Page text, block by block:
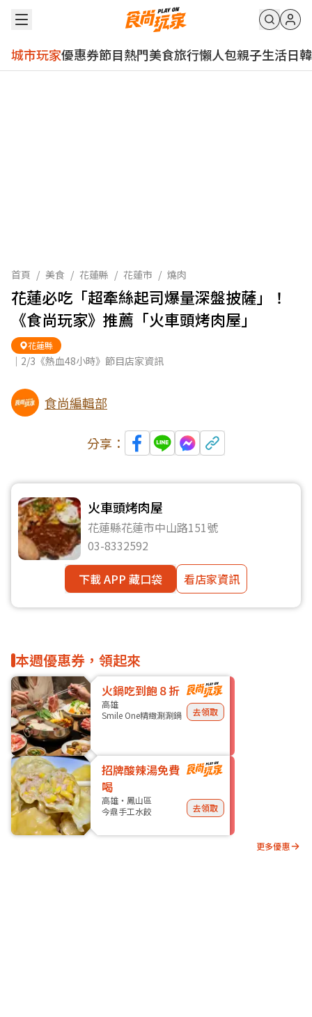
城市玩家優惠券節目熱門美食旅行懶人包親子生活日韓
首頁 / 美食 / 花蓮縣 / 花蓮市 / 燒肉
花蓮必吃「超牽絲起司爆量深盤披薩」！
《食尚玩家》推薦「火車頭烤肉屋」
花蓮縣
｜2/3《熱血48小時》節目店家資訊
食尚編輯部
分享：
火車頭烤肉屋
花蓮縣花蓮市中山路151號
03-8332592
下載 APP 藏口袋
看店家資訊
本週優惠券，領起來
火鍋吃到飽８折
高雄
Smile One精緻涮涮鍋
去領取
招牌酸辣湯免費
喝
高雄・鳳山區
今鼎手工水餃
去領取
更多優惠